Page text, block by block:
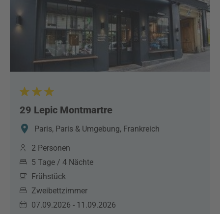
29 Lepic Montmartre
Paris, Paris & Umgebung, Frankreich
2 Personen
5 Tage / 4 Nächte
Frühstück
Zweibettzimmer
07.09.2026 - 11.09.2026